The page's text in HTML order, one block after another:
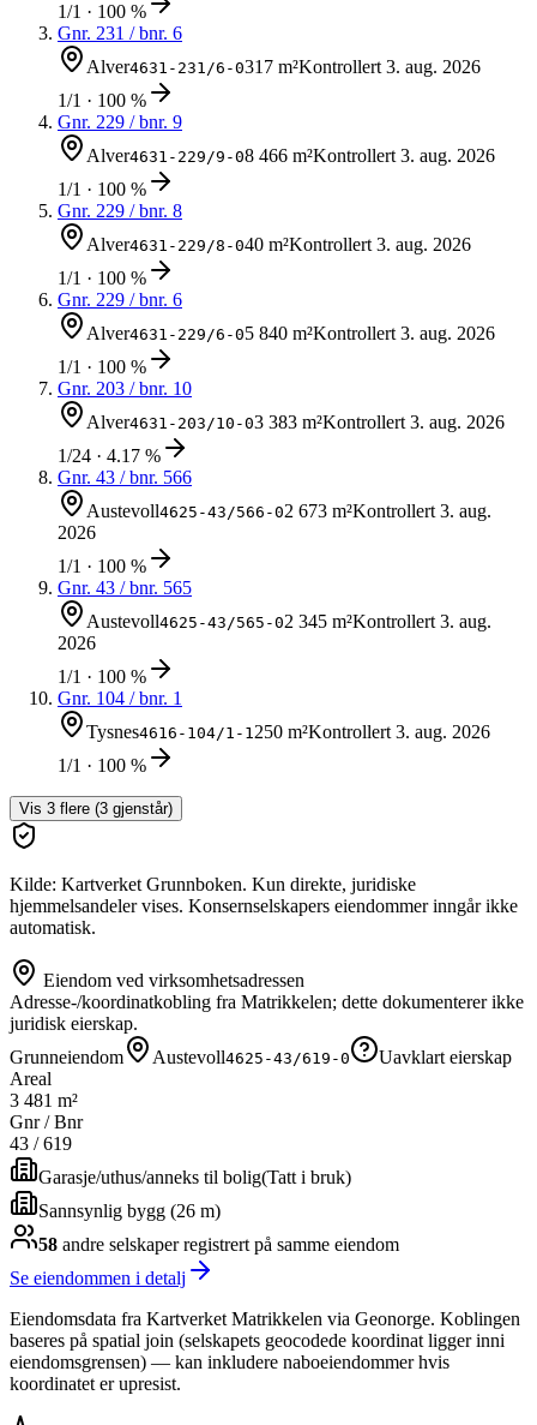
1/1 · 100 %
Gnr. 231 / bnr. 6
Alver4631-231/6-0317 m²Kontrollert3. aug. 2026
1/1 · 100 %
Gnr. 229 / bnr. 9
Alver4631-229/9-08 466 m²Kontrollert3. aug. 2026
1/1 · 100 %
Gnr. 229 / bnr. 8
Alver4631-229/8-040 m²Kontrollert3. aug. 2026
1/1 · 100 %
Gnr. 229 / bnr. 6
Alver4631-229/6-05 840 m²Kontrollert3. aug. 2026
1/1 · 100 %
Gnr. 203 / bnr. 10
Alver4631-203/10-03 383 m²Kontrollert3. aug. 2026
1/24 · 4.17 %
Gnr. 43 / bnr. 566
Austevoll4625-43/566-02 673 m²Kontrollert3. aug.
2026
1/1 · 100 %
Gnr. 43 / bnr. 565
Austevoll4625-43/565-02 345 m²Kontrollert3. aug.
2026
1/1 · 100 %
Gnr. 104 / bnr. 1
Tysnes4616-104/1-1250 m²Kontrollert3. aug. 2026
1/1 · 100 %
Vis 3 flere (3 gjenstår)
Kilde: Kartverket Grunnboken. Kun direkte, juridiske
hjemmelsandeler vises. Konsernselskapers eiendommer inngår ikke
automatisk.
Eiendom ved virksomhetsadressen
Adresse-/koordinatkobling fra Matrikkelen; dette dokumenterer ikke
juridisk eierskap.
Grunneiendom
Austevoll4625-43/619-0
Uavklart eierskap
Areal
3 481 m²
Gnr / Bnr
43 /619
Garasje/uthus/anneks til bolig(Tatt i bruk)
Sannsynlig bygg (26 m)
58 andre selskaperregistrert på samme eiendom
Se eiendommen i detalj
Eiendomsdata fra Kartverket Matrikkelen via Geonorge. Koblingen
baseres på spatial join (selskapets geocodede koordinat ligger inni
eiendomsgrensen) — kan inkludere naboeiendommer hvis
koordinatet er upresist.